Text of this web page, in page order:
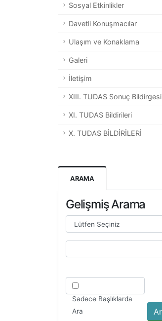
Sosyal Etkinlikler
Davetli Konuşmacılar
Ulaşım ve Konaklama
Galeri
İletişim
XIII. TUDAS Sonuç Bildirgesi
XI. TUDAS Bildirileri
X. TUDAS BİLDİRİLERİ
ARAMA
Gelişmiş Arama
Sadece Başlıklarda
Ara